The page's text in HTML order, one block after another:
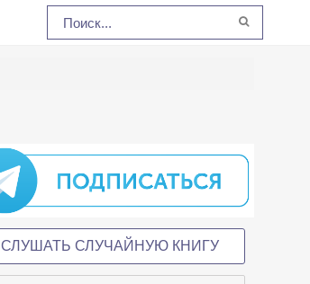
СЛУШАТЬ СЛУЧАЙНУЮ КНИГУ